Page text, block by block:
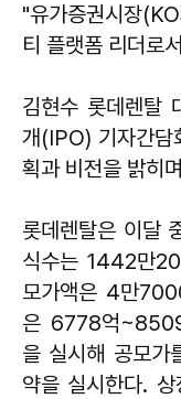
"유가증권시장
티 플랫폼 리더로
김현수 롯데렌탈
개(IPO) 기자간담
획과 비전을 밝히
롯데렌탈은 이달
식수는 1442만
모가액은 4만
은 6778억
을 실시해 공모
약을 실시한다.